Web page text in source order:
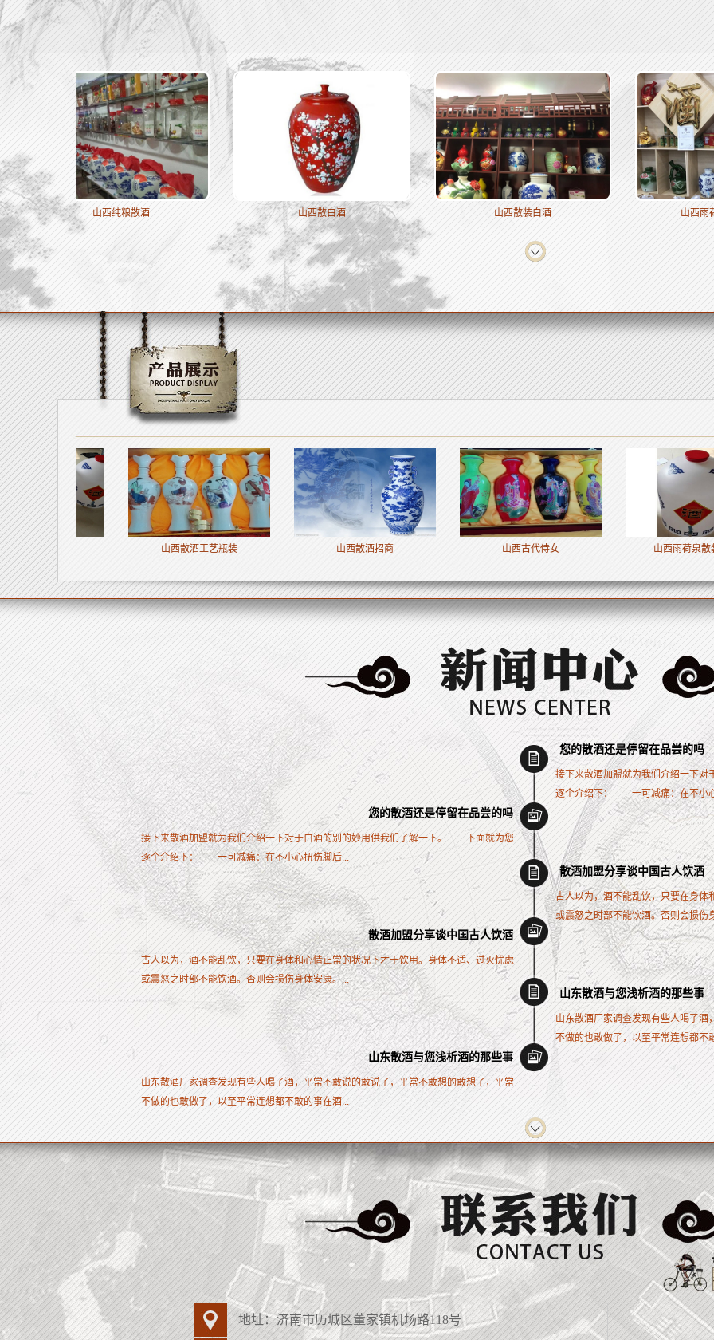
山西纯粮散酒 山西散白酒 山西雨荷泉散装白酒
山西散酒工艺瓶装 山西雨荷泉散装白酒
您的散酒还是停留在品尝的吗
接下来散酒加盟就为我们介绍一下对于白酒的别的妙用供我们了解一下。 下面就为您
逐个介绍下： 一可减痛：在不小心扭伤脚后...
散酒加盟分享谈中国古人饮酒
古人以为，酒不能乱饮，只要在身体和心情正常的状况下才干饮用。身体不适、过火忧虑
或震怒之时部不能饮酒。否则会损伤身体安康。...
山东散酒与您浅析酒的那些事
山东散酒厂家调查发现有些人喝了酒，平常不敢说的敢说了，平常不敢想的敢想了，平常
不做的也敢做了，以至平常连想都不敢的事在酒...
您的散酒还是停留在品尝的吗
接下来散酒加盟就为我们介绍一下
逐个介绍下： 一可减痛：在不小
散酒加盟分享谈中国古人饮酒
古人以为，酒不能乱饮，只要在身体
或震怒之时部不能饮酒。否则会损伤
山东散酒与您浅析酒的那些事
山东散酒厂家调查发现有些人喝了酒
不做的也敢做了，以至平常连想都不
地址：济南市历城区董家镇机场路118号